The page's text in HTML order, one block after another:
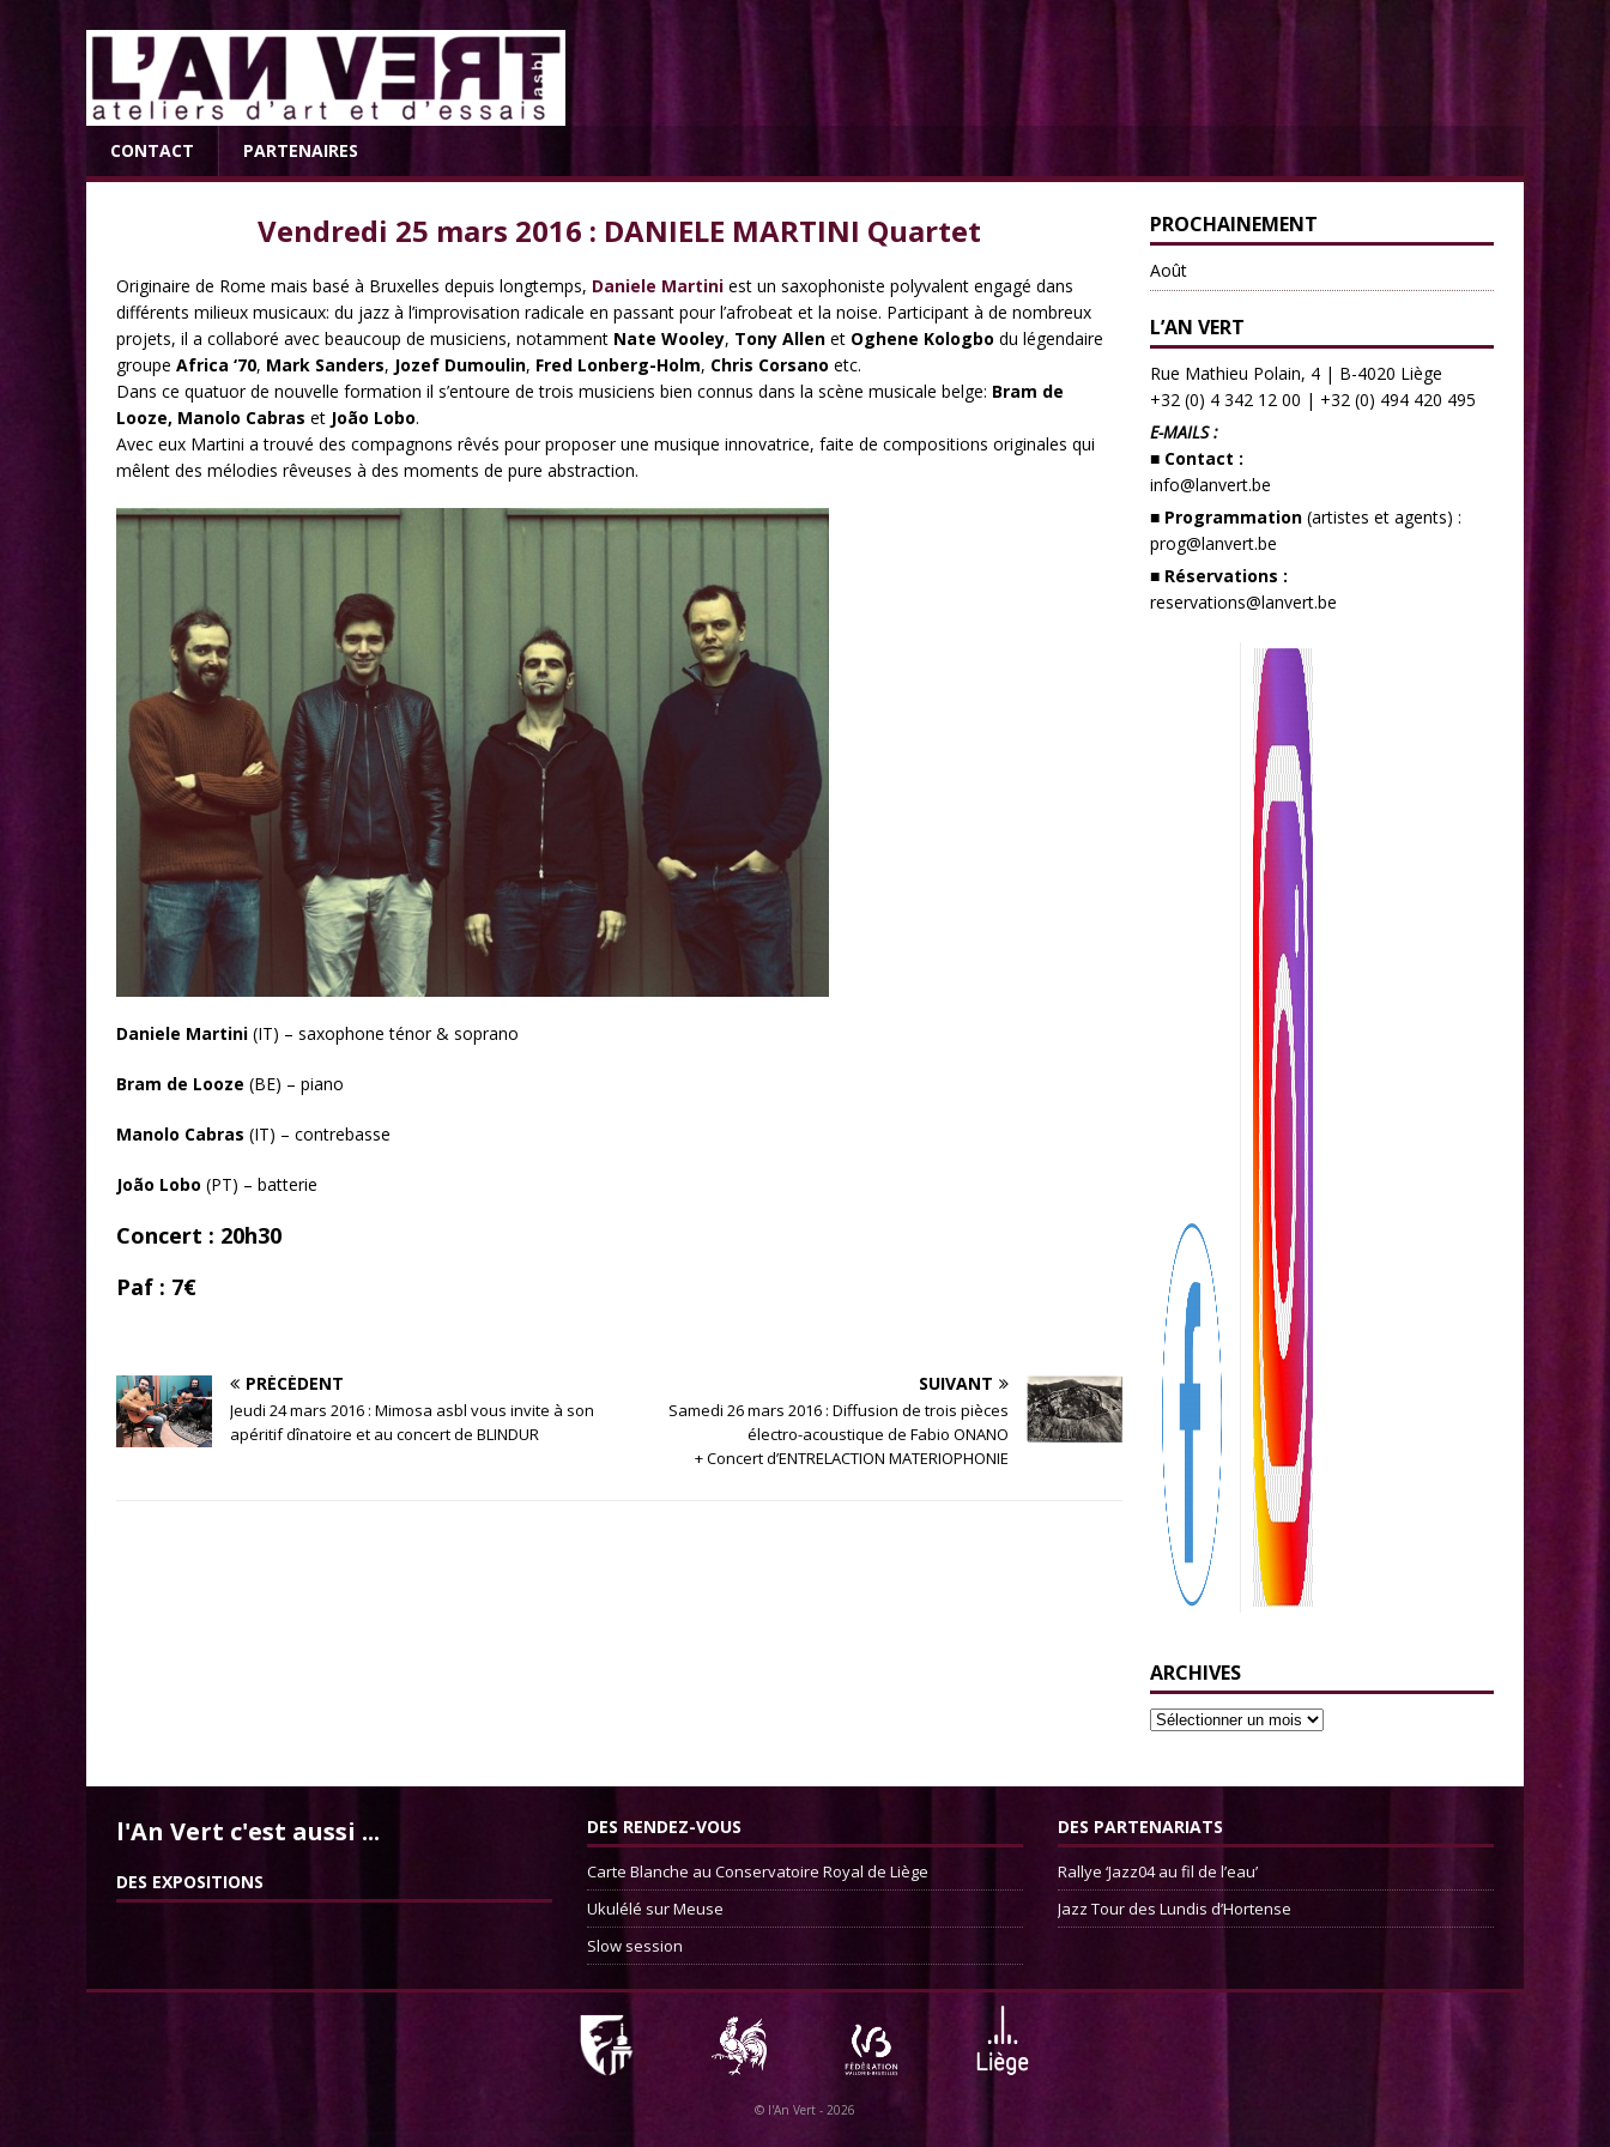
CONTACT PARTENAIRES
Vendredi 25 mars 2016 : DANIELE MARTINI Quartet
Originaire de Rome mais basé à Bruxelles depuis longtemps, Daniele Martini est un saxophoniste polyvalent engagé dans
différents milieux musicaux: du jazz à l’improvisation radicale en passant pour l’afrobeat et la noise. Participant à de nombreux
projets, il a collaboré avec beaucoup de musiciens, notamment Nate Wooley, Tony Allen et Oghene Kologbo du légendaire
groupe Africa ‘70, Mark Sanders, Jozef Dumoulin, Fred Lonberg-Holm, Chris Corsano etc.
Dans ce quatuor de nouvelle formation il s’entoure de trois musiciens bien connus dans la scène musicale belge: Bram de
Looze, Manolo Cabras et João Lobo.
Avec eux Martini a trouvé des compagnons rêvés pour proposer une musique innovatrice, faite de compositions originales qui
mêlent des mélodies rêveuses à des moments de pure abstraction.
Daniele Martini (IT) – saxophone ténor & soprano
Bram de Looze (BE) – piano
Manolo Cabras (IT) – contrebasse
João Lobo (PT) – batterie
Concert : 20h30
Paf : 7€
PRÉCÉDENT
Jeudi 24 mars 2016 : Mimosa asbl vous invite à son
apéritif dînatoire et au concert de BLINDUR
SUIVANT
Samedi 26 mars 2016 : Diffusion de trois pièces
électro-acoustique de Fabio ONANO
+ Concert d’ENTRELACTION MATERIOPHONIE
PROCHAINEMENT
Août
L’AN VERT
Rue Mathieu Polain, 4 | B-4020 Liège
+32 (0) 4 342 12 00 | +32 (0) 494 420 495
E-MAILS :
■ Contact :
info@lanvert.be
■ Programmation(artistes et agents) :
prog@lanvert.be
■ Réservations :
reservations@lanvert.be
ARCHIVES
l'An Vert c'est aussi ...
DES EXPOSITIONS
DES RENDEZ-VOUS
Carte Blanche au Conservatoire Royal de Liège
Ukulélé sur Meuse
Slow session
DES PARTENARIATS
Rallye ‘Jazz04 au fil de l’eau’
Jazz Tour des Lundis d’Hortense
© l'An Vert - 2026